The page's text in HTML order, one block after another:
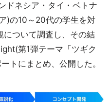
ドネシア・タイ・ベトナ
)の10～20代の学生を対
について調査し、その結
第1弾テーマ「ツギク
トにまとめ、公開した。